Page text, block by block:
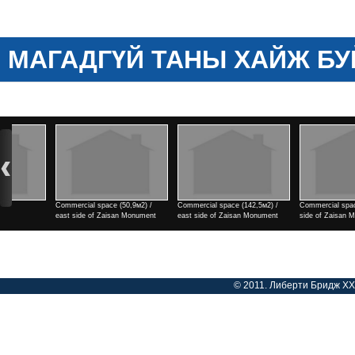
МАГАДГҮЙ ТАНЫ ХАЙЖ
Commercial space (142,5м2) /
east side of Zaisan Monument
Commercial space (182м2) / east
side of Zaisan Monument
2 rooms / north side of Tengis
cinema
© 2011. Либерти Бридж